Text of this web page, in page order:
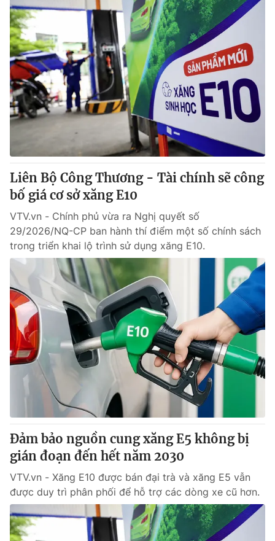
VTV Money VTV Thể thao
VTV Sức khoẻ Bất động sản
Thị trường 24h Tấm lòng Việt
Vươn mình bằng AI
VTV9 VTV8
Liên hệ tòa soạn
THỜI BÁO VTV
Theo dõi báo trên
Cơ quan chủ quản:Đài Truyền hình Việt Nam
Cơ quan báo chí:Thời báo VTV
Giấy phép hoạt động báo in và báo điện tử số 483/GP-BTTTT
cấp ngày 29/12/2023
Tổng Biên tập:Vũ Thanh Thủy
Phó Tổng Biên tập:Nguyễn Thị Mỹ Hạnh, Phạm Quốc Thắng,
Nguyễn Trọng Ninh
Tổng đài VTV:024.38 355 931 - 024.38 355 932
024.66 897 897
Email: toasoan@vtv.vn
Liên hệ quảng cáo:024-7300.7108
Liên Bộ Công Thương - Tài chính sẽ công
bố giá cơ sở xăng E10
VTV.vn - Chính phủ vừa ra Nghị quyết số
29/2026/NQ-CP ban hành thí điểm một số chính sách
trong triển khai lộ trình sử dụng xăng E10.
Đảm bảo nguồn cung xăng E5 không bị
gián đoạn đến hết năm 2030
VTV.vn - Xăng E10 được bán đại trà và xăng E5 vẫn
được duy trì phân phối để hỗ trợ các dòng xe cũ hơn.